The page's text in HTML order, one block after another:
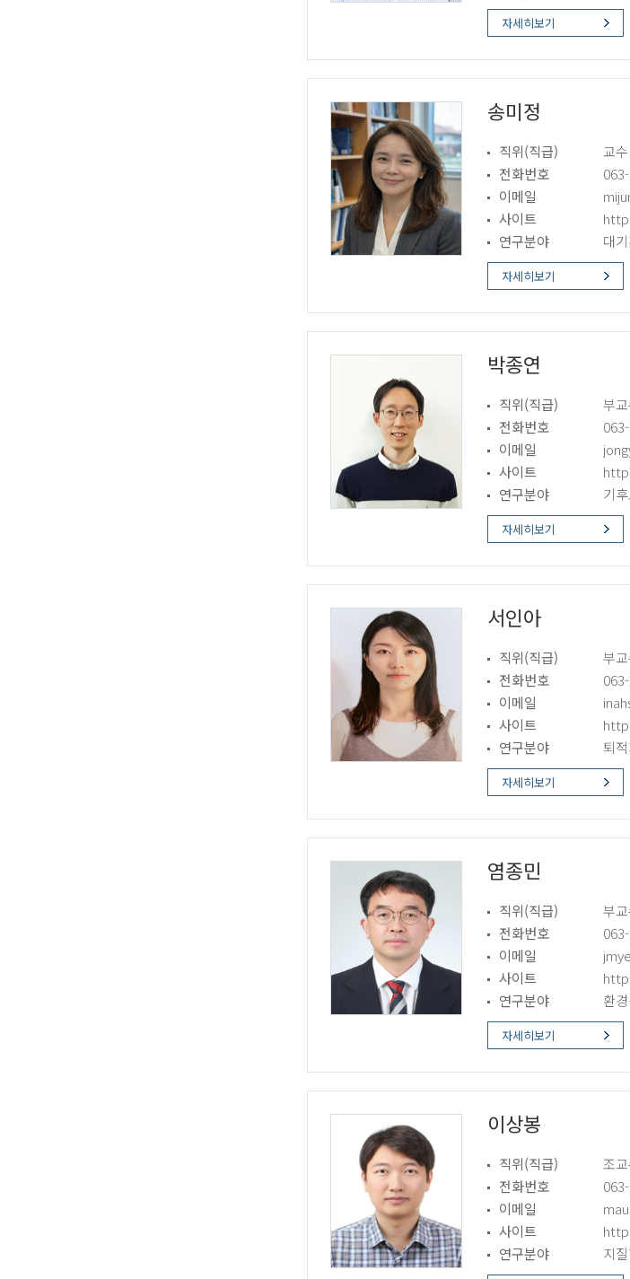
자세히보기
송미정
직위(직급)
교
전화번호
이메일
사이트
연구분야
대
자세히보기
박종연
직위(직급)
부
전화번호
이메일
사이트
연구분야
기
자세히보기
서인아
직위(직급)
부
전화번호
이메일
사이트
연구분야
퇴
자세히보기
염종민
직위(직급)
부
전화번호
이메일
사이트
연구분야
환
자세히보기
이상봉
직위(직급)
조
전화번호
이메일
사이트
연구분야
지